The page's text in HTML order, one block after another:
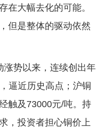
在大幅去化的可能。
但是整体的驱动依然
涨势以来，连续创出年
逼近历史高点；沪铜
触及73000元/吨。持
，投资者担心铜价上